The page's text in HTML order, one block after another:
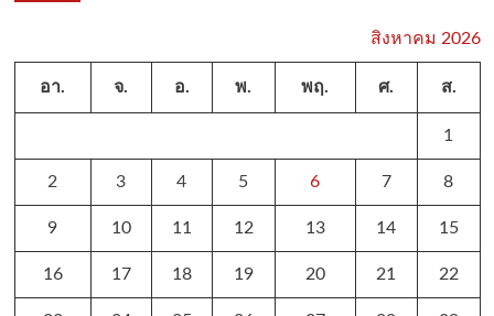
สิงหาคม 2026
อา. จ. อ. พ. พฤ. ศ. ส.
1
2 3 4 5 6 7 8
9 10 11 12 13 14 15
16 17 18 19 20 21 22